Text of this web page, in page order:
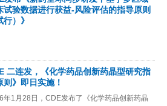
（国办发〔202
试验数据进行获益-风险评估的指导原则
行）》
二连发，《化学药品创新药晶型研究指
则》即日实施！
年1月28日，CDE发布了《化学药品创新药晶